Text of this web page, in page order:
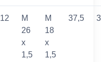
12
M
26
x
1,5
M
18
x
1,5
37,5